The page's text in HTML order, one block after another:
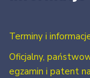
Terminy i
Oficjalny,
egzamin i patent